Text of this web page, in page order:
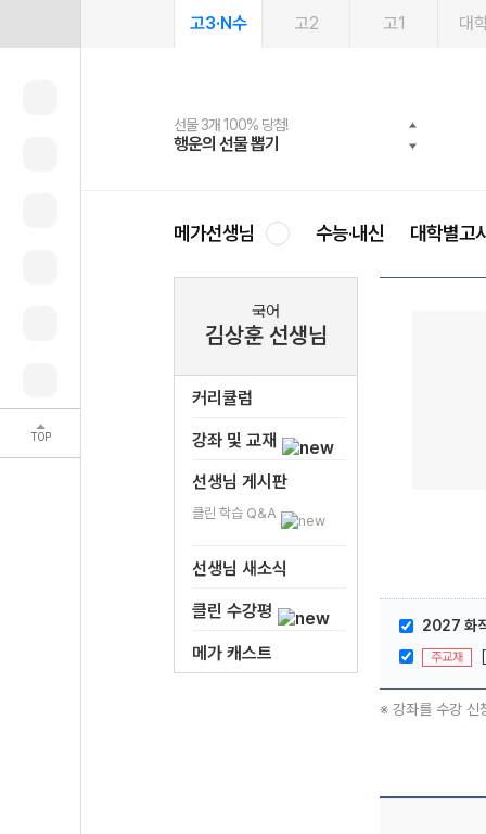
TOP
고3·N수 고2 고1 대
선물 3개 100% 당첨!
행운의 선물 뽑기
선물 100% 증정!
메가스터디 X 올리브
여름방학 스터디 캐시백
메가런 썸머스쿨
2027 러셀 단과
강사 공개선발
스마트러닝앱
설문 EVENT
메가패스
3일 무료 체험권
메가패스 수강생 무료혜택!
메가클럽 멤버십
사회공헌 캠페인
희망이룸 메가나눔
메가선생님 수능·내신 대학별고
국어
김상훈 선생님
커리큘럼
강좌 및 교재
선생님 게시판
클린 학습 Q&A
선생님 새소식
클린 수강평
메가 캐스트
2027 화
주교재
※ 강좌를 수강 신